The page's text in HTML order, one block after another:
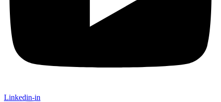
Linkedin-in